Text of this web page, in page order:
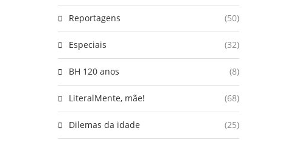
Reportagens (50)
Especiais (32)
BH 120 anos (8)
LiteralMente, mãe! (68)
Dilemas da idade (25)